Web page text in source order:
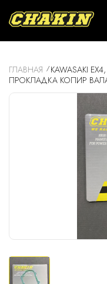
ГЛАВНАЯ
KAWASAKI
ПРОКЛАДКА КОПИР